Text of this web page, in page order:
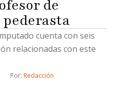
de
cuenta con seis
relacionadas con este
Por: Redacción